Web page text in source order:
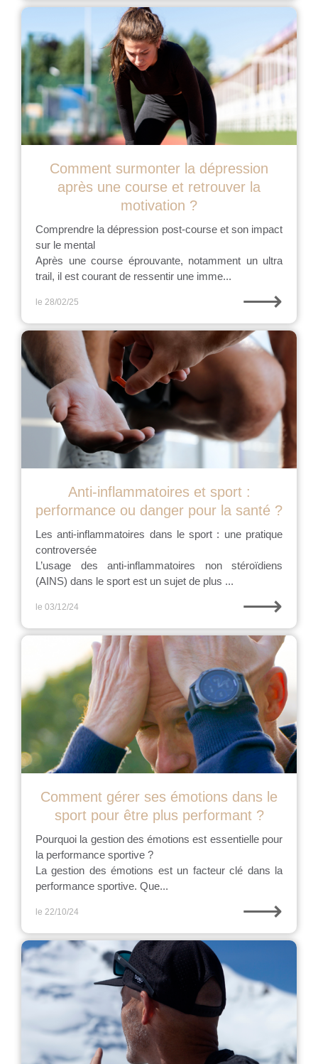
Comment surmonter la dépression
après une course et retrouver la
motivation ?
Comprendre la dépression post-course et son impact
sur le mental
Après une course éprouvante, notamment un ultra
trail, il est courant de ressentir une imme...
le 28/02/25 ⟶
Anti-inflammatoires et sport :
performance ou danger pour la santé ?
Les anti-inflammatoires dans le sport : une pratique
controversée
L’usage des anti-inflammatoires non stéroïdiens
(AINS) dans le sport est un sujet de plus ...
le 03/12/24 ⟶
Comment gérer ses émotions dans le
sport pour être plus performant ?
Pourquoi la gestion des émotions est essentielle pour
la performance sportive ?
La gestion des émotions est un facteur clé dans la
performance sportive. Que...
le 22/10/24 ⟶